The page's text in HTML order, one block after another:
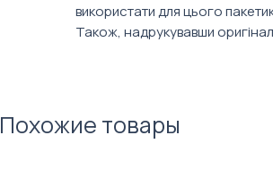
використати для цього
Також, надрукувавши
Довжина ручок: 70 см.
Похожие товары